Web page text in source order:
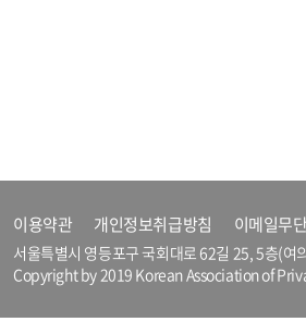
이용약관 개인정보취급방침 이메일무
서울특별시 영등포구 국회대로 62길 25, 5층(
Copyright by 2019 Korean Association of